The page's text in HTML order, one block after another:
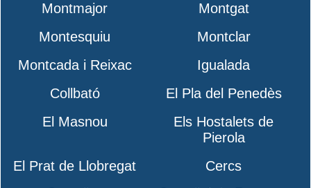
Montmajor
Montgat
Montesquiu
Montclar
Montcada i Reixac
Igualada
Collbató
El Pla del Penedès
El Masnou
Els Hostalets de
Pierola
El Prat de Llobregat
Cercs